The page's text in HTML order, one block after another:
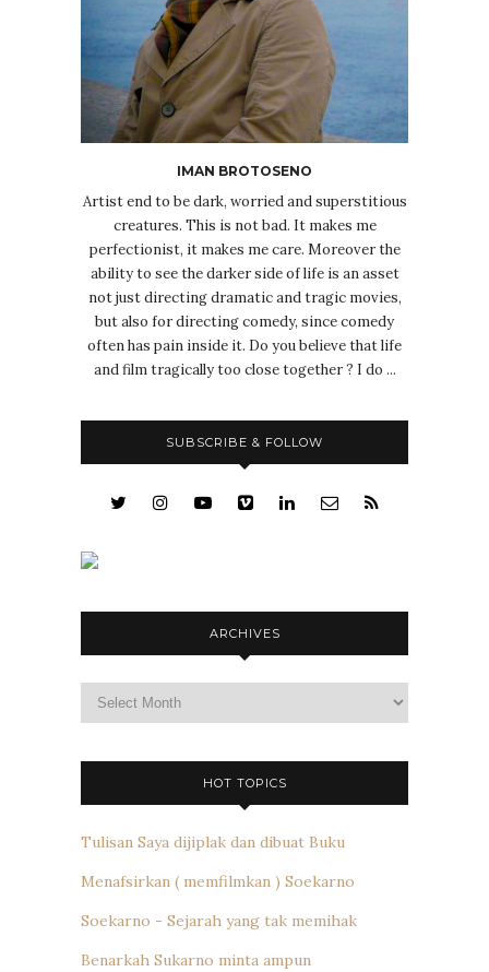
IMAN BROTOSENO
Artist end to be dark, worried and superstitious
creatures. This is not bad. It makes me
perfectionist, it makes me care. Moreover the
ability to see the darker side of life is an asset
not just directing dramatic and tragic movies,
but also for directing comedy, since comedy
often has pain inside it. Do you believe that life
and film tragically too close together ? I do ...
SUBSCRIBE & FOLLOW
ARCHIVES
HOT TOPICS
Tulisan Saya dijiplak dan dibuat Buku
Menafsirkan ( memfilmkan ) Soekarno
Soekarno - Sejarah yang tak memihak
Benarkah Sukarno minta ampun